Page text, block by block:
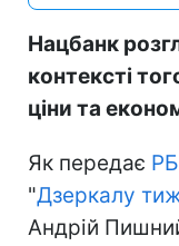
Нацбанк
контексті
ціни та
Як передає
"Дзеркалу
Андрій